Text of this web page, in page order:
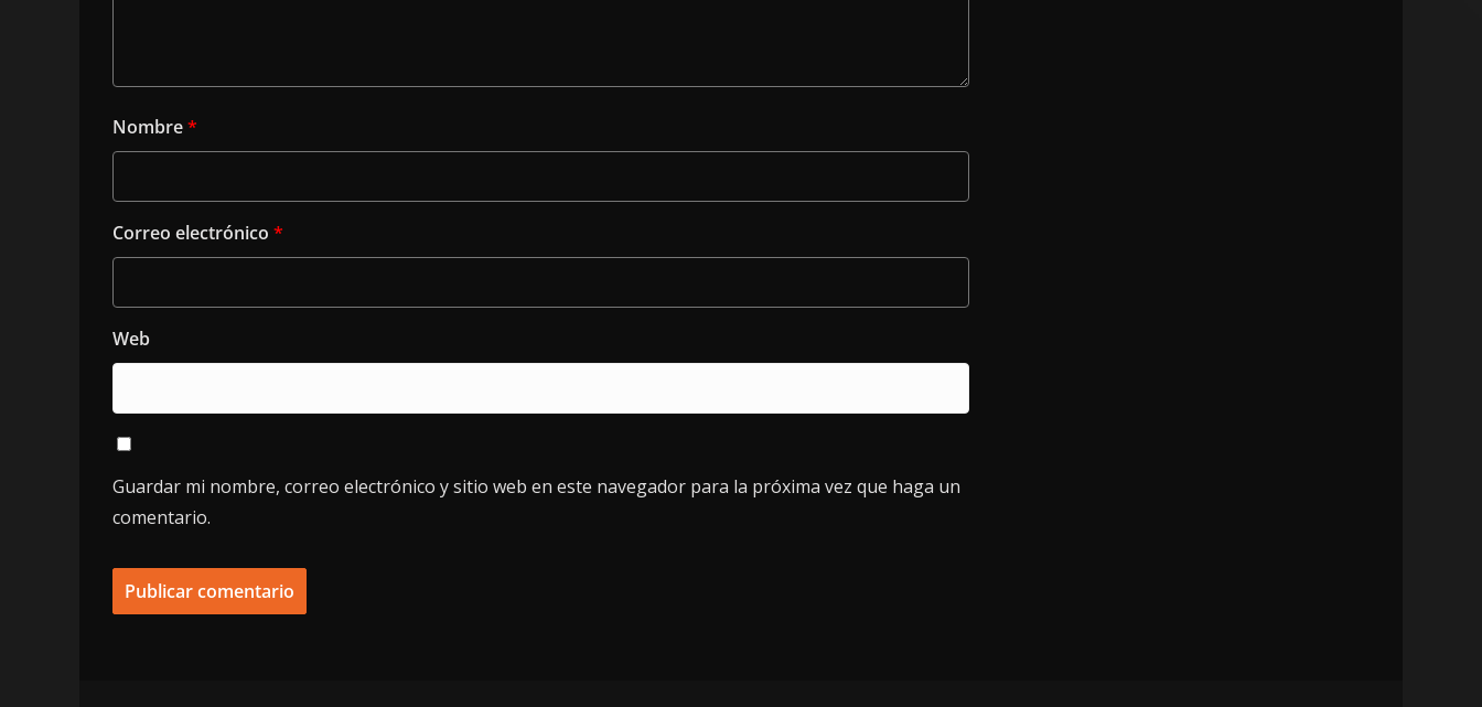
Nombre*
Correo electrónico *
Web
Guardar mi nombre, correo electrónico y sitio web en este navegador para la próxima vez que haga un
comentario.